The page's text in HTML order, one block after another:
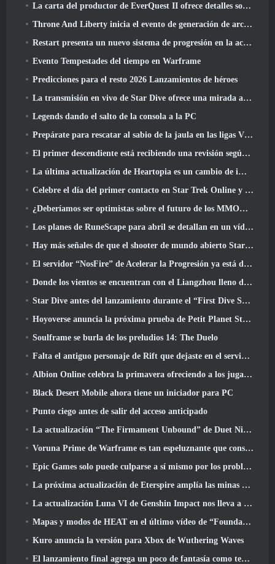
La carta del productor de EverQuest II ofrece detalles sobre el servidor de expansión con tiempo bloqueado
Throne And Liberty inicia el evento de generación de archboss doble
Restart presenta un nuevo sistema de progresión en la actualización de la temporada SS4
Evento Tempestades del tiempo en Warframe
Predicciones para el resto 2026 Lanzamientos de héroes
La transmisión en vivo de Star Dive ofrece una mirada al juego en acción antes del lanzamiento
Legends dando el salto de la consola a la PC
Prepárate para rescatar al sabio de la jaula en las ligas VI de RuneScape de la vieja escuela: Pactos demoniacos
El primer descendiente está recibiendo una revisión según Dev Stream
La última actualización de Heartopia es un cambio de imagen al estilo de Alicia en el país de las maravillas
Celebre el día del primer contacto en Star Trek Online y gane una nueva versión del Nobel Intel Battlecruiser
¿Deberíamos ser optimistas sobre el futuro de los MMORPG??
Los planes de RuneScape para abril se detallan en un vídeo para desarrolladores
Hay más señales de que el shooter de mundo abierto StarCraft podría ser algo real
El servidor “NosFire” de Acelerar la Progresión ya está disponible en NosTale
Donde los vientos se encuentran con el Liangzhou lleno de nieve ahora disponible con el lanzamiento de la versión 1.5
Star Dive antes del lanzamiento durante el “First Dive Show”
Hoyoverse anuncia la próxima prueba de Petit Planet Stardrift
Soulframe se burla de los preludios 14: The Duelo
Falta el antiguo personaje de Rift que dejaste en el servidor muerto? Gamigo tiene una solución para eso
Albion Online celebra la primavera ofreciendo a los jugadores una linda montura de conejito
Black Desert Mobile ahora tiene un iniciador para PC
Punto ciego antes de salir del acceso anticipado
La actualización “The Firmament Unbound” de Duet Night Abyss concluye la historia de Huaxu
Voruna Prime de Warframe es tan espeluznante que consiguió su propio tráiler de Red Band
Epic Games solo puede culparse a sí mismo por los problemas recientes
La próxima actualización de Eterspire amplía las minas enanas y ofrece una revisión completa del combate contra jefes
La actualización Luna VI de Genshin Impact nos lleva a ese lugar del que Mondstadt sigue hablando pero que nunca hemos visto
Mapas y modos de HEAT en el último vídeo de “Foundations”
Kuro anuncia la versión para Xbox de Wuthering Waves
El lanzamiento final agrega un poco de fantasía como temporada 10 Lanzamientos